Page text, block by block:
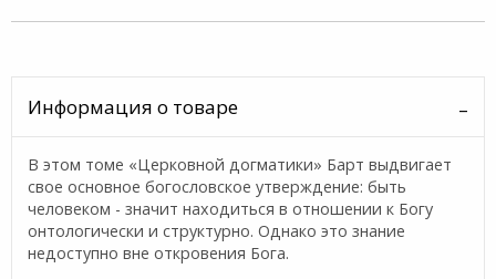
Информация о товаре
В этом томе «Церковной догматики» Барт выдвигает
свое основное богословское утверждение: быть
человеком - значит находиться в отношении к Богу
онтологически и структурно.Однако это знание
недоступно вне откровения Бога.